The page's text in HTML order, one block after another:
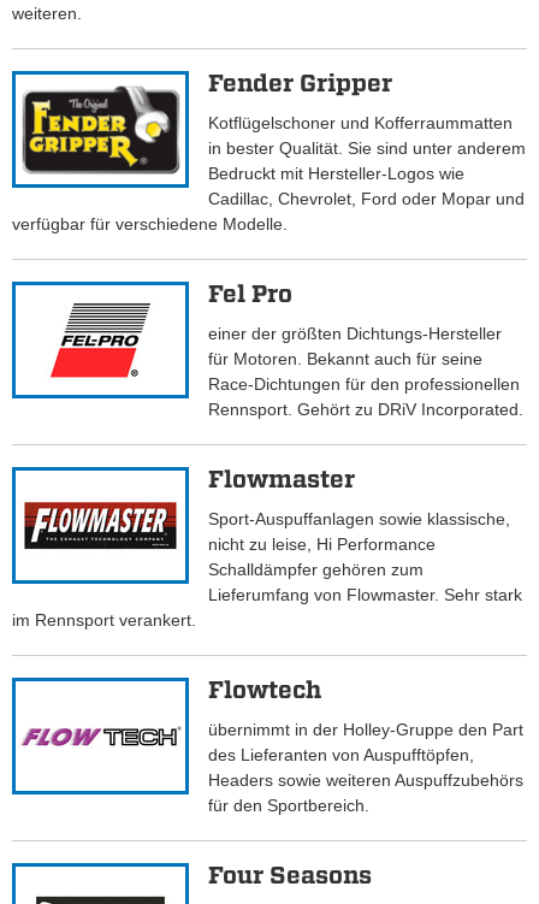
weiteren.
Fender Gripper
Kotflügelschoner und Kofferraummatten
in bester Qualität. Sie sind unter anderem
Bedruckt mit Hersteller-Logos wie
Cadillac, Chevrolet, Ford oder Mopar und
verfügbar für verschiedene Modelle.
Fel Pro
einer der größten Dichtungs-Hersteller
für Motoren. Bekannt auch für seine
Race-Dichtungen für den professionellen
Rennsport. Gehört zu DRiV Incorporated.
Flowmaster
Sport-Auspuffanlagen sowie klassische,
nicht zu leise, Hi Performance
Schalldämpfer gehören zum
Lieferumfang von Flowmaster. Sehr stark
im Rennsport verankert.
Flowtech
übernimmt in der Holley-Gruppe den Part
des Lieferanten von Auspufftöpfen,
Headers sowie weiteren Auspuffzubehörs
für den Sportbereich.
Four Seasons